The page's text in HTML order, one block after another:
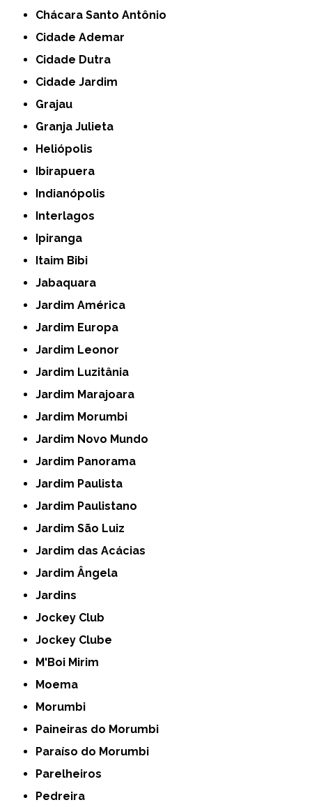
Chácara Santo Antônio
Cidade Ademar
Cidade Dutra
Cidade Jardim
Grajau
Granja Julieta
Heliópolis
Ibirapuera
Indianópolis
Interlagos
Ipiranga
Itaim Bibi
Jabaquara
Jardim América
Jardim Europa
Jardim Leonor
Jardim Luzitânia
Jardim Marajoara
Jardim Morumbi
Jardim Novo Mundo
Jardim Panorama
Jardim Paulista
Jardim Paulistano
Jardim São Luiz
Jardim das Acácias
Jardim Ângela
Jardins
Jockey Club
Jockey Clube
M'Boi Mirim
Moema
Morumbi
Paineiras do Morumbi
Paraíso do Morumbi
Parelheiros
Pedreira